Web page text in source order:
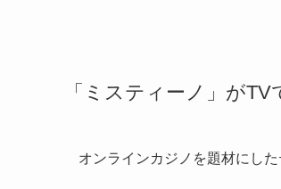
「ミスティーノ」が
オンラインカジノを題材にし